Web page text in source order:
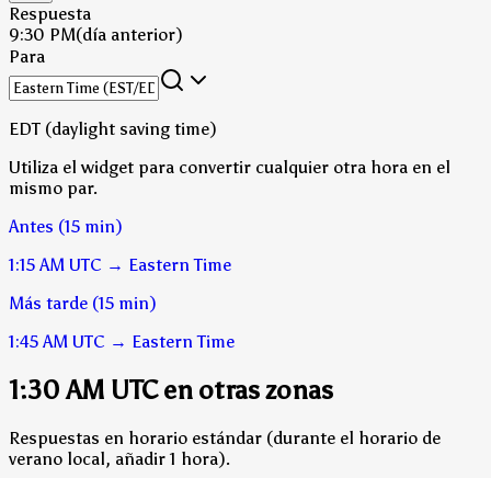
Respuesta
9:30 PM(día anterior)
Para
EDT (daylight saving time)
Utiliza el widget para convertir cualquier otra hora en el
mismo par.
Antes (15 min)
1:15 AM UTC → Eastern Time
Más tarde (15 min)
1:45 AM UTC → Eastern Time
1:30 AM UTC en otras zonas
Respuestas en horario estándar (durante el horario de
verano local, añadir 1 hora).